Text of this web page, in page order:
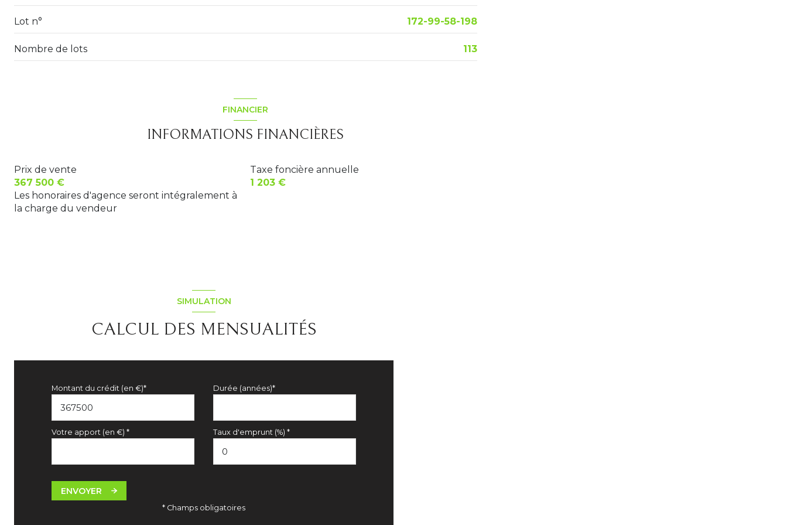
dressing
3.68 m²
terrasse
11.68 m²
véranda
2.75 m²
Lot n° 172-99-58-198
Nombre de lots 113
FINANCIER
INFORMATIONS FINANCIÈRES
Prix de vente
367 500 €
Les honoraires d'agence seront intégralement à
la charge du vendeur
Taxe foncière annuelle
1 203 €
SIMULATION
CALCUL DES MENSUALITÉS
Montant du crédit (en €)* Durée (années)*
Votre apport (en €) * Taux d'emprunt (%) *
ENVOYER
* Champs obligatoires